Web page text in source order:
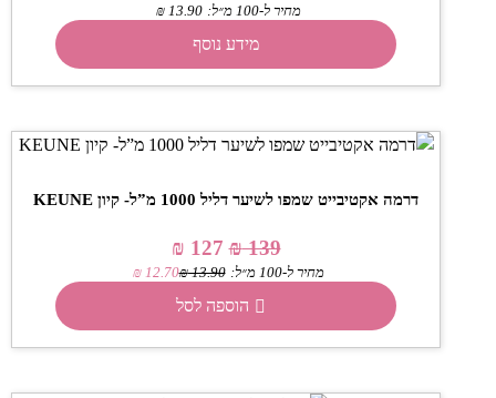
מחיר ל-100 מ״ל: ₪13.90
מידע נוסף
דרמה אקטיבייט שמפו לשיער דליל 1000 מ”ל- קיון KEUNE
₪139
₪ 127
מחיר ל-100 מ״ל: ₪13.90
₪12.70
הוספה לסל